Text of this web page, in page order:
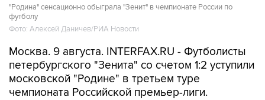
"Родина" сенсационно обыграла "Зенит" в чемпионате России по
футболу
Фото: Алексей Даничев/РИА Новости
Москва. 9 августа. INTERFAX.RU - Футболисты
петербургского "Зенита" со счетом 1:2 уступили
московской "Родине" в третьем туре
чемпионата Российской премьер-лиги.